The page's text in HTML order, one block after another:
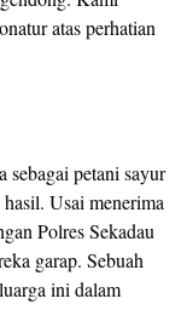
atas perhatian
sebagai petani sayur
Usai menerima
Polres Sekadau
garap. Sebuah
ini dalam